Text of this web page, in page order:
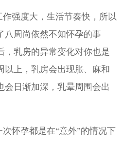
强度大，生活节奏快，所以
八周尚依然不知怀孕的事
，乳房的异常变化对你也是
以上，乳房会出现胀、麻和
会日渐加深，乳晕周围会出
怀孕都是在“意外”的情况下